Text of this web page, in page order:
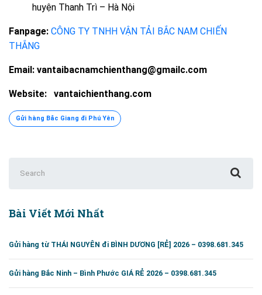
huyện Thanh Trì – Hà Nội
Fanpage: CÔNG TY TNHH VẬN TẢI BẮC NAM CHIẾN
THẮNG
Email: vantaibacnamchienthang@gmailc.com
Website: vantaichienthang.com
Gửi hàng Bắc Giang đi Phú Yên
for:
Bài Viết Mới Nhất
Gửi hàng từ THÁI NGUYÊN đi BÌNH DƯƠNG [RẺ] 2026 – 0398.681.345
Gửi hàng Bắc Ninh – Bình Phước GIÁ RẺ 2026 – 0398.681.345